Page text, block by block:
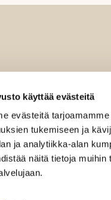
käyttää evästeitä
evästeitä
tukemiseen ja
ja analytiikka-alan
näitä tietoja muihin